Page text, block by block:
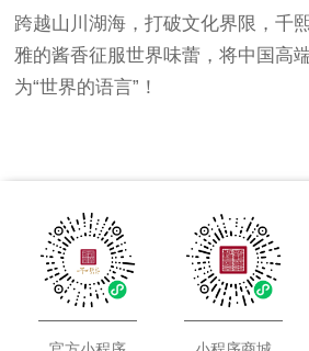
跨越山川湖海，打破文化界限，千
雅的酱香征服世界味蕾，将中国高
为“世界的语言”！